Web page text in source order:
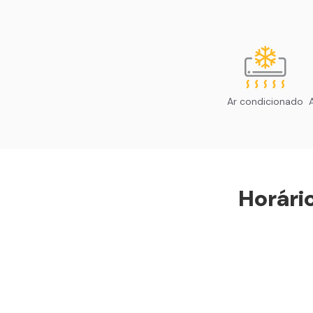
Ar condicionado